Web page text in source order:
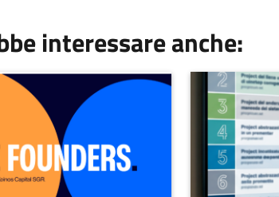
interessare anche: